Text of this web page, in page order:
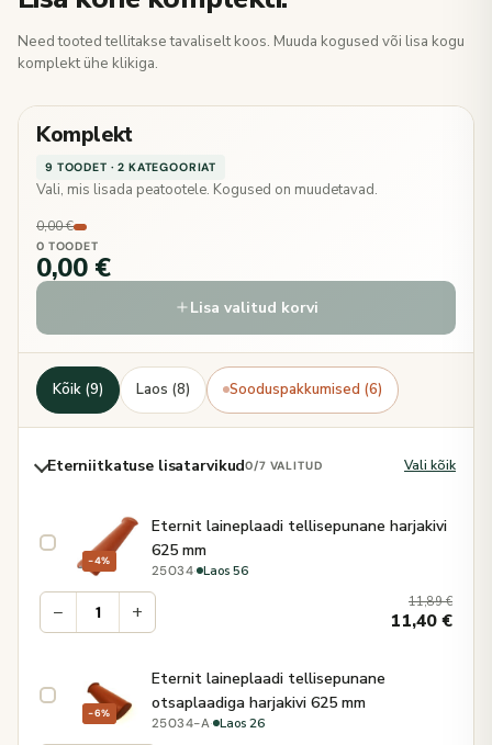
Need tooted tellitakse tavaliselt koos. Muuda kogused või lisa kogu
komplekt ühe klikiga.
Komplekt
9 TOODET · 2 KATEGOORIAT
Vali, mis lisada peatootele. Kogused on muudetavad.
0,00 €
0 TOODET
0,00 €
Lisa valitud korvi
Kõik (9) Laos (8) Sooduspakkumised (6)
Eterniitkatuse lisatarvikud0/7 VALITUD Vali kõik
−4%
Eternit laineplaadi tellisepunane harjakivi
625 mm
25034· Laos 56
− + 11,89€
11,40€
−6%
Eternit laineplaadi tellisepunane
otsaplaadiga harjakivi 625 mm
25034-A· Laos 26